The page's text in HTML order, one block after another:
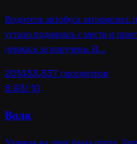
Водитель автобуса
устало поднялась с места и
держась за поручень. В…
201433,337 просмотров
8.93/ 10
Волк